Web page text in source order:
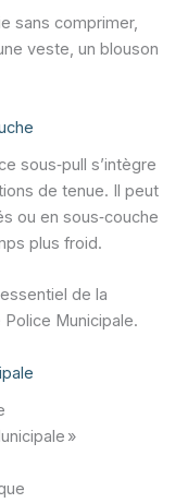
sans comprimer,
veste, un blouson
sous‑pull s’intègre
de tenue. Il peut
ou en sous‑couche
plus froid.
de la
Municipale.
»